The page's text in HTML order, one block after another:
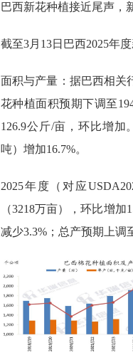
巴西新花种植接近尾声，
截至3月13日巴西2025年
面积与产量：据巴西相关
花种植面积预期下调至
126.9公斤/亩，环比增加
吨）增加16.7%。
2025年度（对应
（3218万亩），环比增
减少3.3%；总产预期上调